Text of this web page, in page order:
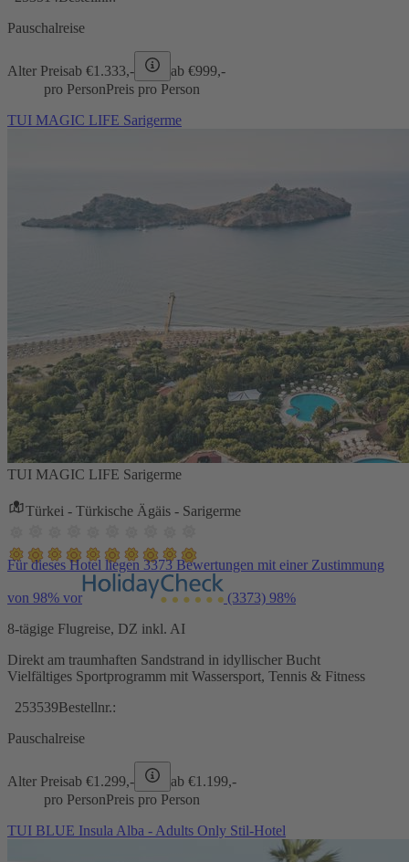
Pauschalreise
Alter Preisab €1.333,- ab €999,-
pro PersonPreis pro Person
TUI MAGIC LIFE Sarigerme
TUI MAGIC LIFE Sarigerme
Türkei - Türkische Ägäis - Sarigerme
Für dieses Hotel liegen 3373 Bewertungen mit einer Zustimmung
von 98% vor (3373) 98%
8-tägige Flugreise, DZ inkl. AI
Direkt am traumhaften Sandstrand in idyllischer Bucht
Vielfältiges Sportprogramm mit Wassersport, Tennis & Fitness
253539Bestellnr.:
Pauschalreise
Alter Preisab €1.299,- ab €1.199,-
pro PersonPreis pro Person
TUI BLUE Insula Alba - Adults Only Stil-Hotel